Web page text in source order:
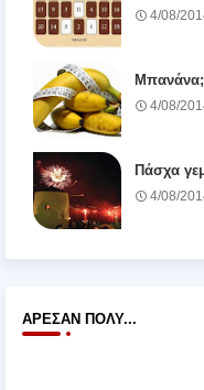
4/08/
4/08/
Πάσχα
4/08/
ΆΡΕΣΑΝ ΠΟΛΎ...